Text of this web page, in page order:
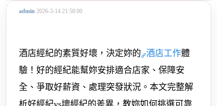
admin 2026-3-14 21:58:00
酒店經紀的素質好壞，決定妳的 酒店工作體
驗！好的經紀能幫妳安排適合店家、保障安
全、爭取好薪資、處理突發狀況。本文完整解
析好經紀vs壞經紀的差異，教妳如何挑選可靠